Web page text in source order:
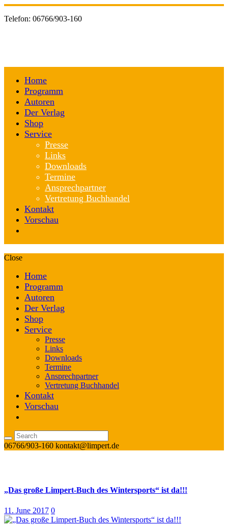
Telefon: 06766/903-160
Home
Programm
Autoren
Der Verlag
Shop
Service
Presse
Links
Downloads
Termine
Ansprechpartner
Vertretung Buchhandel
Kontakt
Vorschau
Close
Home
Programm
Autoren
Der Verlag
Shop
Service
Presse
Links
Downloads
Termine
Ansprechpartner
Vertretung Buchhandel
Kontakt
Vorschau
06766/903-160 kontakt@limpert.de
„Das große Limpert-Buch des Wintersports“ ist da!!!
11. June 2017 0